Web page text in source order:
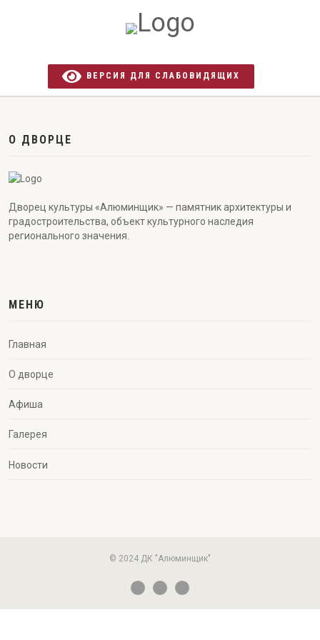
ВЕРСИЯ ДЛЯ СЛАБОВИДЯЩИХ
О ДВОРЦЕ
Дворец культуры «Алюминщик» — памятник архитектуры и
градостроительства, объект культурного наследия
регионального значения.
МЕНЮ
Главная
О дворце
Афиша
Галерея
Новости
© 2024 ДК "Алюминщик"